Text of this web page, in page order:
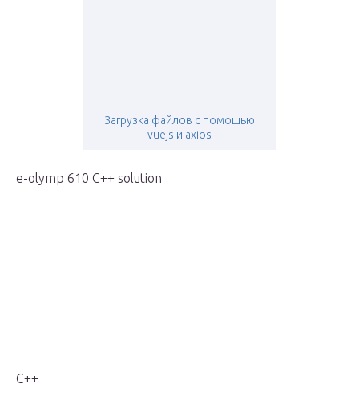
Загрузка файлов с помощью
vuejs и axios
e-olymp 610 C++ solution
C++